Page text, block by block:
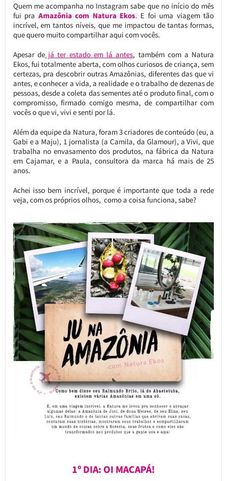
Quem me acompanha no Instagram sabe que no início do mês
fui pra Amazônia com Natura Ekos. E foi uma viagem tão
incrível, em tantos níveis, que me impactou de tantas formas,
que quero muito compartilhar aqui com vocês.
Apesar dejá ter estado em lá antes, também com a Natura
Ekos, fui totalmente aberta, com olhos curiosos de criança, sem
certezas, pra descobrir outras Amazônias, diferentes das que vi
antes, e conhecer a vida, a realidade e o trabalho de dezenas de
pessoas, desde a coleta das sementes até o produto final, com o
compromisso, firmado comigo mesma, de compartilhar com
vocês o que vi, vivi e senti por lá.
Além da equipe da Natura, foram 3 criadores de conteúdo (eu, a
Gabi e a Maju), 1 jornalista (a Camila, da Glamour), a Vivi, que
trabalha no envasamento dos produtos, na fábrica da Natura
em Cajamar, e a Paula, consultora da marca há mais de 25
anos.
Achei isso bem incrível, porque é importante que toda a rede
veja, com os próprios olhos, como a coisa funciona, sabe?
1º DIA: OI MACAPÁ!